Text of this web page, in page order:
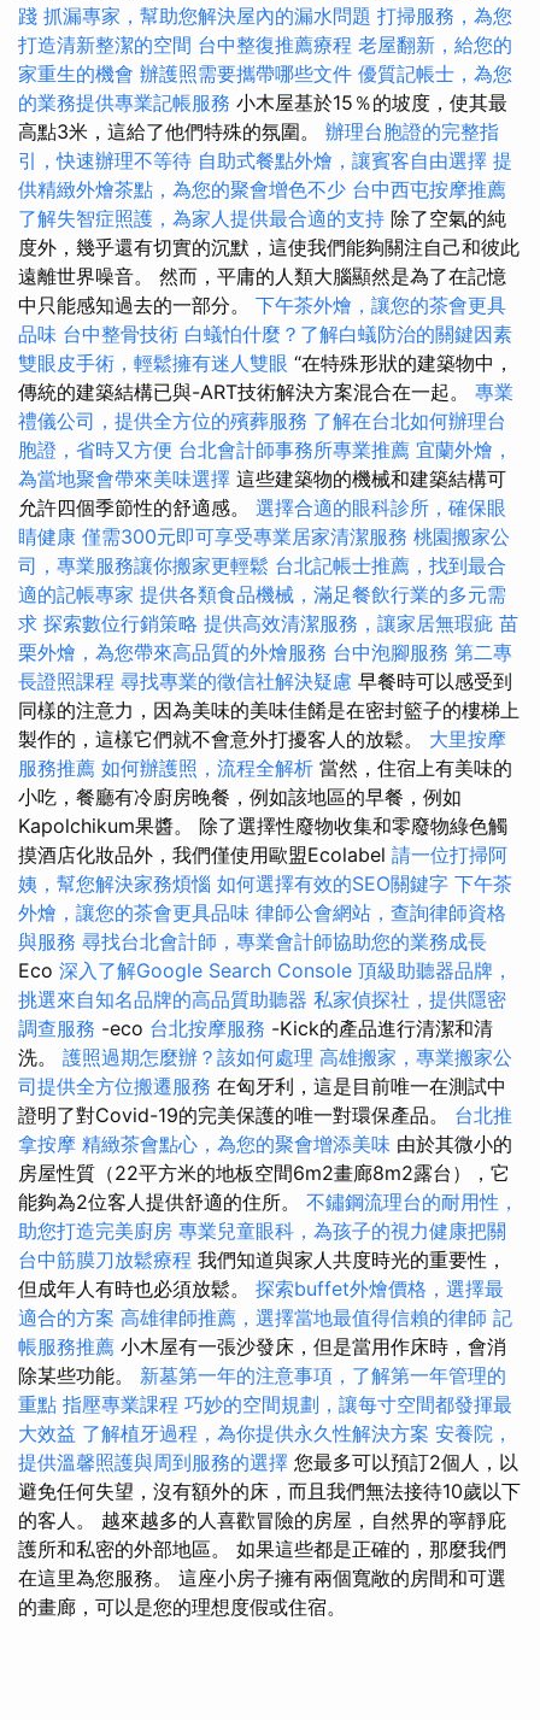
踐 抓漏專家，幫助您解決屋內的漏水問題 打掃服務，為您
打造清新整潔的空間 台中整復推薦療程 老屋翻新，給您的
家重生的機會 辦護照需要攜帶哪些文件 優質記帳士，為您
的業務提供專業記帳服務 小木屋基於15％的坡度，使其最
高點3米，這給了他們特殊的氛圍。 辦理台胞證的完整指
引，快速辦理不等待 自助式餐點外燴，讓賓客自由選擇 提
供精緻外燴茶點，為您的聚會增色不少 台中西屯按摩推薦
了解失智症照護，為家人提供最合適的支持 除了空氣的純
度外，幾乎還有切實的沉默，這使我們能夠關注自己和彼此
遠離世界噪音。 然而，平庸的人類大腦顯然是為了在記憶
中只能感知過去的一部分。 下午茶外燴，讓您的茶會更具
品味 台中整骨技術 白蟻怕什麼？了解白蟻防治的關鍵因素
雙眼皮手術，輕鬆擁有迷人雙眼 “在特殊形狀的建築物中，
傳統的建築結構已與-ART技術解決方案混合在一起。 專業
禮儀公司，提供全方位的殯葬服務 了解在台北如何辦理台
胞證，省時又方便 台北會計師事務所專業推薦 宜蘭外燴，
為當地聚會帶來美味選擇 這些建築物的機械和建築結構可
允許四個季節性的舒適感。 選擇合適的眼科診所，確保眼
睛健康 僅需300元即可享受專業居家清潔服務 桃園搬家公
司，專業服務讓你搬家更輕鬆 台北記帳士推薦，找到最合
適的記帳專家 提供各類食品機械，滿足餐飲行業的多元需
求 探索數位行銷策略 提供高效清潔服務，讓家居無瑕疵 苗
栗外燴，為您帶來高品質的外燴服務 台中泡腳服務 第二專
長證照課程 尋找專業的徵信社解決疑慮 早餐時可以感受到
同樣的注意力，因為美味的美味佳餚是在密封籃子的樓梯上
製作的，這樣它們就不會意外打擾客人的放鬆。 大里按摩
服務推薦 如何辦護照，流程全解析 當然，住宿上有美味的
小吃，餐廳有冷廚房晚餐，例如該地區的早餐，例如
Kapolchikum果醬。 除了選擇性廢物收集和零廢物綠色觸
摸酒店化妝品外，我們僅使用歐盟Ecolabel 請一位打掃阿
姨，幫您解決家務煩惱 如何選擇有效的SEO關鍵字 下午茶
外燴，讓您的茶會更具品味 律師公會網站，查詢律師資格
與服務 尋找台北會計師，專業會計師協助您的業務成長
Eco 深入了解Google Search Console 頂級助聽器品牌，
挑選來自知名品牌的高品質助聽器 私家偵探社，提供隱密
調查服務 -eco 台北按摩服務 -Kick的產品進行清潔和清
洗。 護照過期怎麼辦？該如何處理 高雄搬家，專業搬家公
司提供全方位搬遷服務 在匈牙利，這是目前唯一在測試中
證明了對Covid-19的完美保護的唯一對環保產品。 台北推
拿按摩 精緻茶會點心，為您的聚會增添美味 由於其微小的
房屋性質（22平方米的地板空間6m2畫廊8m2露台），它
能夠為2位客人提供舒適的住所。 不鏽鋼流理台的耐用性，
助您打造完美廚房 專業兒童眼科，為孩子的視力健康把關
台中筋膜刀放鬆療程 我們知道與家人共度時光的重要性，
但成年人有時也必須放鬆。 探索buffet外燴價格，選擇最
適合的方案 高雄律師推薦，選擇當地最值得信賴的律師 記
帳服務推薦 小木屋有一張沙發床，但是當用作床時，會消
除某些功能。 新墓第一年的注意事項，了解第一年管理的
重點 指壓專業課程 巧妙的空間規劃，讓每寸空間都發揮最
大效益 了解植牙過程，為你提供永久性解決方案 安養院，
提供溫馨照護與周到服務的選擇 您最多可以預訂2個人，以
避免任何失望，沒有額外的床，而且我們無法接待10歲以下
的客人。 越來越多的人喜歡冒險的房屋，自然界的寧靜庇
護所和私密的外部地區。 如果這些都是正確的，那麼我們
在這里為您服務。 這座小房子擁有兩個寬敞的房間和可選
的畫廊，可以是您的理想度假或住宿。